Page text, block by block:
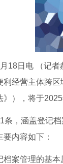
18日电 （记
利经营主体跨
》），将于
条，涵盖登记
内容如下：
档案管理的基